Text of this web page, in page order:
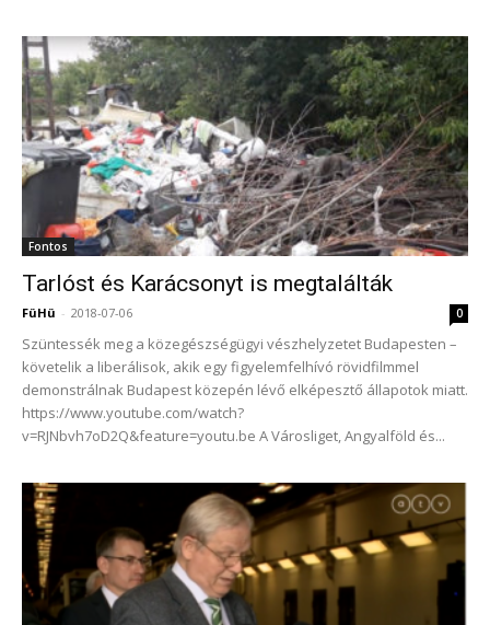
Fontos
Tarlóst és Karácsonyt is megtalálták
FüHü - 2018-07-06 0
Szüntessék meg a közegészségügyi vészhelyzetet Budapesten –
követelik a liberálisok, akik egy figyelemfelhívó rövidfilmmel
demonstrálnak Budapest közepén lévő elképesztő állapotok miatt.
https://www.youtube.com/watch?
v=RJNbvh7oD2Q&feature=youtu.be A Városliget, Angyalföld és...